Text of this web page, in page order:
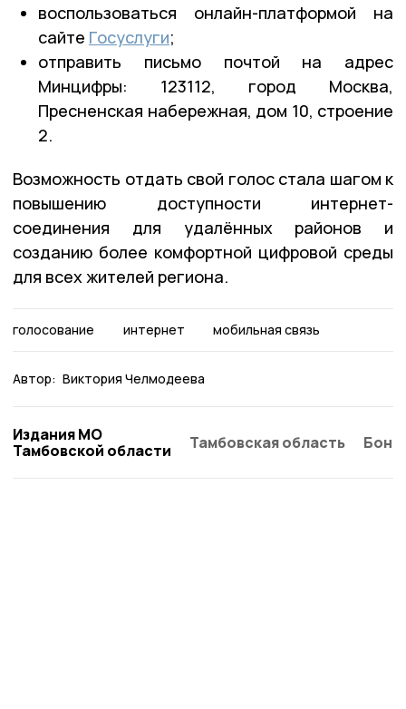
воспользоваться онлайн-платформой на
сайте Госуслуги;
отправить письмо почтой на адрес
Минцифры: 123112, город Москва,
Пресненская набережная, дом 10, строение
2.
Возможность отдать свой голос стала шагом к
повышению доступности интернет-
соединения для удалённых районов и
созданию более комфортной цифровой среды
для всех жителей региона.
голосование интернет мобильная связь
Автор: Виктория Челмодеева
Издания МО
Тамбовской области
Тамбовская область